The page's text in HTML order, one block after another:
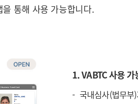
통해 사용 가능합니다.
1. VABTC 사용
국내심사(법무부